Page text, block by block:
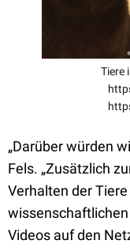
Tiere
„Darüber würden
Fels. „Zusätzlich
Verhalten der
Videos auf den